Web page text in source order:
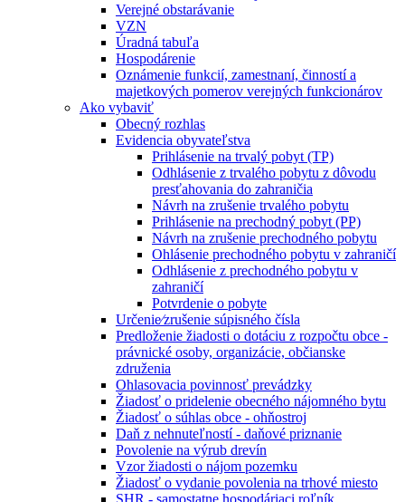
Verejné obstarávanie
VZN
Úradná tabuľa
Hospodárenie
Oznámenie funkcií, zamestnaní, činností a
majetkových pomerov verejných funkcionárov
Ako vybaviť
Obecný rozhlas
Evidencia obyvateľstva
Prihlásenie na trvalý pobyt (TP)
Odhlásenie z trvalého pobytu z dôvodu
presťahovania do zahraničia
Návrh na zrušenie trvalého pobytu
Prihlásenie na prechodný pobyt (PP)
Návrh na zrušenie prechodného pobytu
Ohlásenie prechodného pobytu v zahraničí
Odhlásenie z prechodného pobytu v
zahraničí
Potvrdenie o pobyte
Určenie⁄zrušenie súpisného čísla
Predloženie žiadosti o dotáciu z rozpočtu obce -
právnické osoby, organizácie, občianske
združenia
Ohlasovacia povinnosť prevádzky
Žiadosť o pridelenie obecného nájomného bytu
Žiadosť o súhlas obce - ohňostroj
Daň z nehnuteľností - daňové priznanie
Povolenie na výrub drevín
Vzor žiadosti o nájom pozemku
Žiadosť o vydanie povolenia na trhové miesto
SHR - samostatne hospodáriaci roľník